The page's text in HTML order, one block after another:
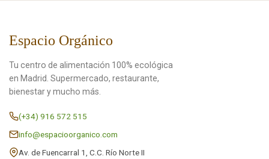
Espacio Orgánico
Tu centro de alimentación 100% ecológica
en Madrid. Supermercado, restaurante,
bienestar y mucho más.
(+34) 916 572 515
info@espacioorganico.com
Av. de Fuencarral 1, C.C. Río Norte II